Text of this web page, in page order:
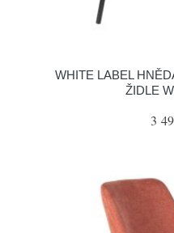
WHITE LABEL
ŽIDLE
3